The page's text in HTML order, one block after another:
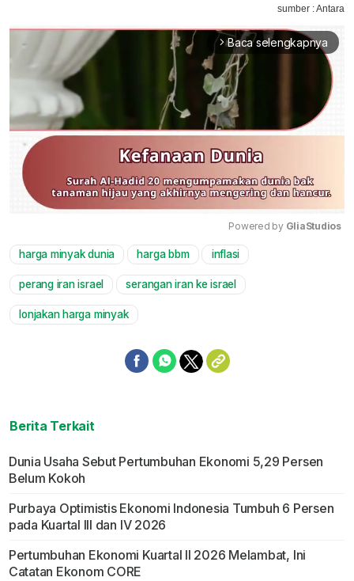
sumber : Antara
arrow_forward_ios Baca selengkapnya
Powered by GliaStudios
harga minyak dunia harga bbm inflasi
perang iran israel serangan iran ke israel
lonjakan harga minyak
Berita Terkait
Dunia Usaha Sebut Pertumbuhan Ekonomi 5,29 Persen
Belum Kokoh
Purbaya Optimistis Ekonomi Indonesia Tumbuh 6 Persen
pada Kuartal III dan IV 2026
Pertumbuhan Ekonomi Kuartal II 2026 Melambat, Ini
Catatan Ekonom CORE